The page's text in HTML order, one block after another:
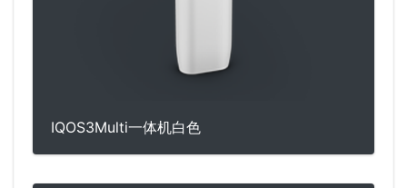
IQOS3Multi一体机白色